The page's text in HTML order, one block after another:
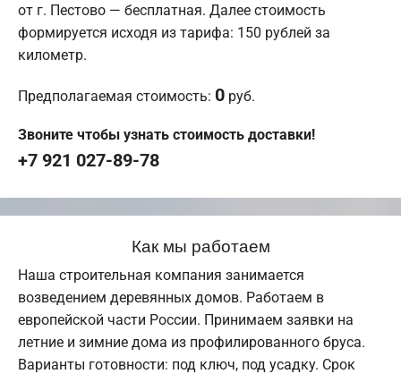
от г. Пестово — бесплатная. Далее стоимость
формируется исходя из тарифа: 150 рублей за
километр.
Предполагаемая стоимость: 0 руб.
Звоните чтобы узнать стоимость доставки!
+7 921 027-89-78
Как мы работаем
Наша строительная компания занимается
возведением деревянных домов. Работаем в
европейской части России. Принимаем заявки на
летние и зимние дома из профилированного бруса.
Варианты готовности: под ключ, под усадку. Срок